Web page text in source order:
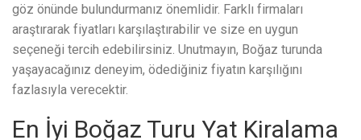
göz önünde bulundurmanız önemlidir. Farklı firmaları
araştırarak fiyatları karşılaştırabilir ve size en uygun
seçeneği tercih edebilirsiniz. Unutmayın, Boğaz turunda
yaşayacağınız deneyim, ödediğiniz fiyatın karşılığını
fazlasıyla verecektir.
En İyi Boğaz Turu Yat Kiralama